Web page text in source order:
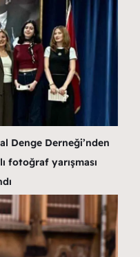
Denge Derneği’nden
fotoğraf yarışması